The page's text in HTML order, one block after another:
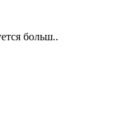
больш..